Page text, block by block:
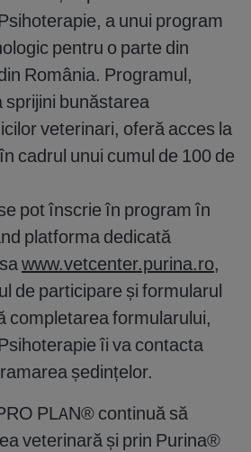
a unui program
pentru o parte din
România. Programul,
sprijini bunăstarea
veterinari, oferă acces la
cadrul unui cumul de 100 de
pot înscrie în program în
platforma dedicată
www.vetcenter.purina.ro,
de participare și formularul
completarea formularului,
îi va contacta
ședințelor.
PLAN® continuă să
veterinară și prin Purina®